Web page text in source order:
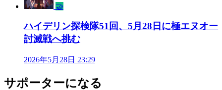
🤝
ハイデリン探検隊51回、5月28日に極エヌオー
討滅戦へ挑む
2026年5月28日 23:29
サポーターになる